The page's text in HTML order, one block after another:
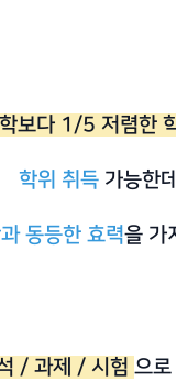
보다 1/5 저렴한
학위 취득 가능한데
동등한 효력을 가
/ 과제 / 시험 으로